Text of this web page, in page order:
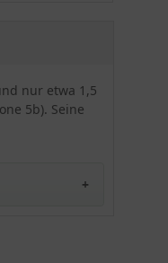
und
nur etwa 1,5
5b). Seine